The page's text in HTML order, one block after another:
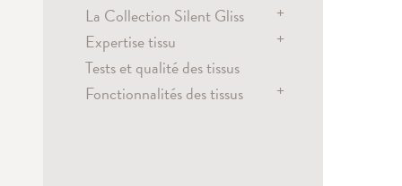
La Collection Silent Gliss
+
Les tissus transparents
Tissus semi-transparents
Tissus obscurcissants et
Expertise tissu
+
Wave
Têtes de rideaux
Tests et qualité des tissus
Fonctionnalités des tissus
+